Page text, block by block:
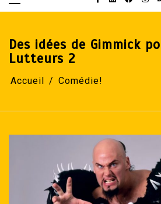
Des idées de Gimmick
Lutteurs 2
Accueil Comédie!